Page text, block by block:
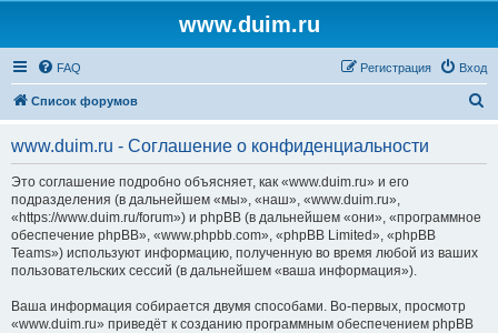
www.duim.ru
FAQ Вход
Регистрация
Список форумов
www.duim.ru - Соглашение о конфиденциальности
Это соглашение подробно объясняет, как «www.duim.ru» и его
подразделения (в дальнейшем «мы», «наш», «www.duim.ru»,
«https://www.duim.ru/forum») и phpBB (в дальнейшем «они», «программное
обеспечение phpBB», «www.phpbb.com», «phpBB Limited», «phpBB
Teams») используют информацию, полученную во время любой из ваших
пользовательских сессий (в дальнейшем «ваша информация»).
Ваша информация собирается двумя способами. Во-первых, просмотр
«www.duim.ru» приведёт к созданию программным обеспечением phpBB